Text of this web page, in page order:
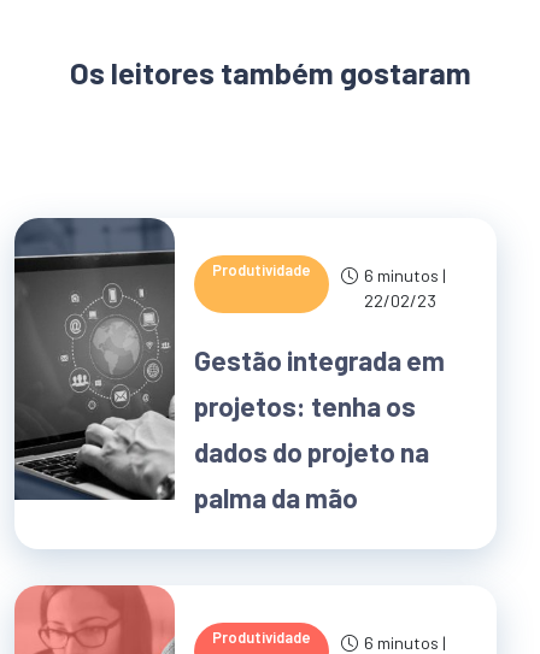
Os leitores também gostaram
Produtividade
6 minutos |
22/02/23
Gestão integrada em
projetos: tenha os
dados do projeto na
palma da mão
Produtividade
6 minutos |